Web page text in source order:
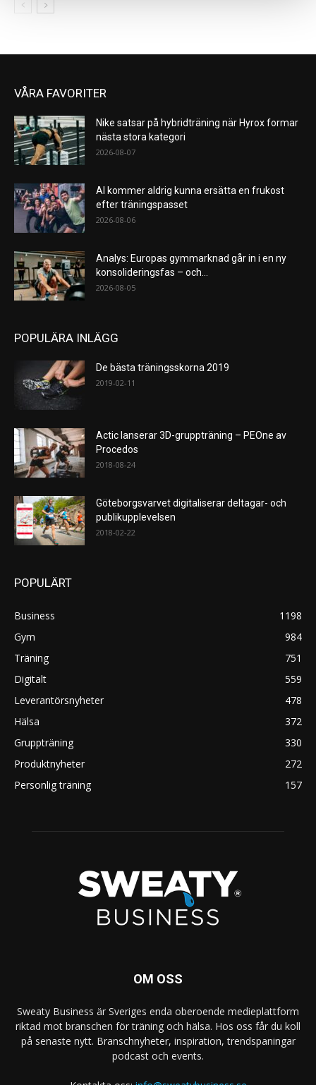
VÅRA FAVORITER
Nike satsar på hybridträning när Hyrox formar
nästa stora kategori
2026-08-07
AI kommer aldrig kunna ersätta en frukost
efter träningspasset
2026-08-06
Analys: Europas gymmarknad går in i en ny
konsolideringsfas – och...
2026-08-05
POPULÄRA INLÄGG
De bästa träningsskorna 2019
2019-02-11
Actic lanserar 3D-gruppträning – PEOne av
Procedos
2018-08-24
Göteborgsvarvet digitaliserar deltagar- och
publikupplevelsen
2018-02-22
POPULÄRT
Business
1198
Gym
984
Träning
751
Digitalt
559
Leverantörsnyheter
478
Hälsa
372
Gruppträning
330
Produktnyheter
272
Personlig träning
157
OM OSS
Sweaty Business är Sveriges enda oberoende medieplattform
riktad mot branschen för träning och hälsa. Hos oss får du koll
på senaste nytt. Branschnyheter, inspiration, trendspaningar
podcast och events.